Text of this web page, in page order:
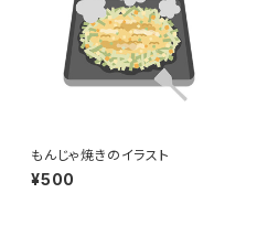
もんじゃ焼きのイラスト
¥500